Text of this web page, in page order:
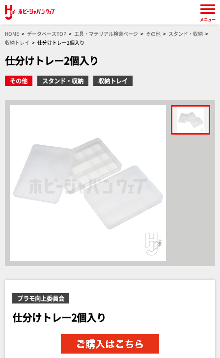
HOME データベースTOP 工具・マテリアル検索ページ その他
スタンド・収納
収納トレイ
仕分けトレー2個入り
仕分けトレー2個入り
その他 スタンド・収納 収納トレイ
プラモ向上委員会
仕分けトレー2個入り
メニュー